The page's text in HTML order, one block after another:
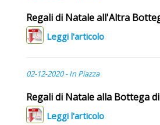
Regali di Natale all'Altra
Leggi l'articolo
02-12-2020 - In Piazza
Regali di Natale alla Bottega
Leggi l'articolo